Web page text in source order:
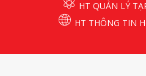
HT QUẢN LÝ
HT THÔNG TIN